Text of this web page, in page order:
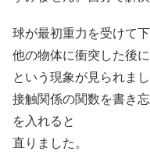
球が最初重力を受けて
他の物体に衝突した後
という現象が見られまし
接触関係の関数を書き
を入れると
直りました。